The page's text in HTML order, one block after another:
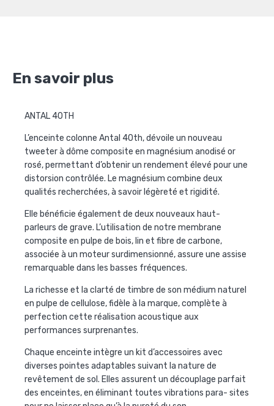
En savoir plus
ANTAL 40TH
L’enceinte colonne Antal 40th, dévoile un nouveau
tweeter à dôme composite en magnésium anodisé or
rosé, permettant d’obtenir un rendement élevé pour une
distorsion contrôlée. Le magnésium combine deux
qualités recherchées, à savoir légèreté et rigidité.
Elle bénéficie également de deux nouveaux haut-
parleurs de grave. L’utilisation de notre membrane
composite en pulpe de bois, lin et fibre de carbone,
associée à un moteur surdimensionné, assure une assise
remarquable dans les basses fréquences.
La richesse et la clarté de timbre de son médium naturel
en pulpe de cellulose, fidèle à la marque, complète à
perfection cette réalisation acoustique aux
performances surprenantes.
Chaque enceinte intègre un kit d’accessoires avec
diverses pointes adaptables suivant la nature de
revêtement de sol. Elles assurent un découplage parfait
des enceintes, en éliminant toutes vibrations para- sites